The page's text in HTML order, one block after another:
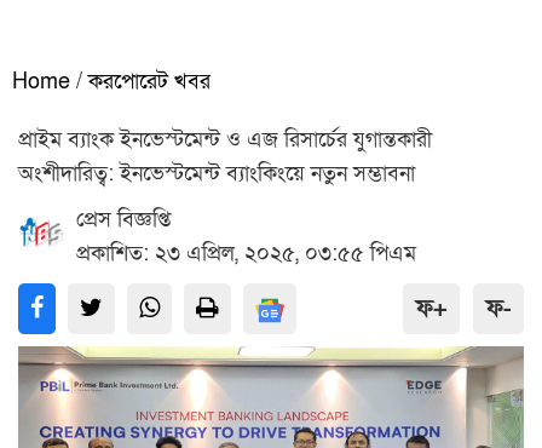
Home / করপোরেট খবর
প্রাইম ব্যাংক ইনভেস্টমেন্ট ও এজ রিসার্চের যুগান্তকারী
অংশীদারিত্ব: ইনভেস্টমেন্ট ব্যাংকিংয়ে নতুন সম্ভাবনা
প্রেস বিজ্ঞপ্তি
প্রকাশিত: ২৩ এপ্রিল, ২০২৫, ০৩:৫৫ পিএম
ফ+ ফ-